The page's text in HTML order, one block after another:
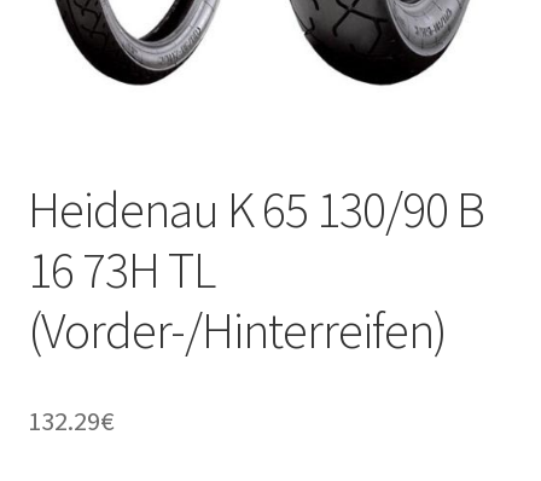
Heidenau K 65 130/90 B
16 73H TL
(Vorder-/Hinterreifen)
132.29€